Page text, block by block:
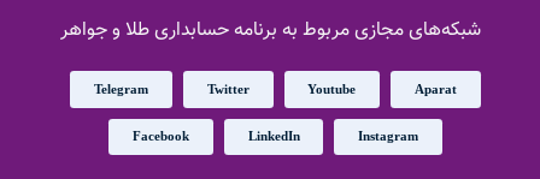
شبکه‌های مجازی مربوط به برنامه حسابداری طلا و جواهر
Aparat
Youtube
Twitter
Telegram
Instagram
LinkedIn
Facebook